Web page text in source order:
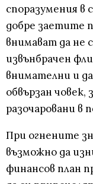
споразумения в
добре заетите
внимават да не
извънбрачен
внимателни и
обвързан
разочаровани в
При огнените
възможно да
финансов план